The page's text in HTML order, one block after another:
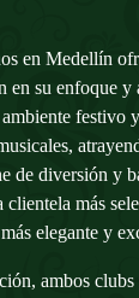
en Medellín
en su enfoque
festivo
de diversión y
más
elegante y
ambos